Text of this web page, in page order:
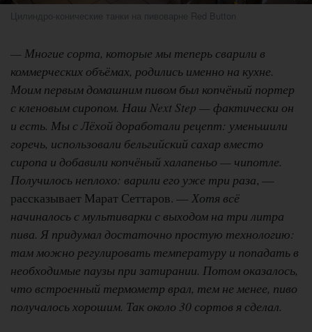
Цилиндро-конические танки на пивоварне Red Button
— Многие сорта, которые мы теперь сварили в
коммерческих объёмах, родились именно на кухне.
Моим первым домашним пивом был копчёный портер
с кленовым сиропом. Наш Next Step — фактически он
и есть. Мы с Лёхой доработали рецепт: уменьшили
горечь, использовали бельгийский сахар вместо
сиропа и добавили копчёный халапеньо — чипотле.
Получилось неплохо: варили его уже три раза, —
рассказывает Марат Сеттаров. — Хотя всё
начиналось с мультиварки с выходом на три литра
пива. Я придумал достаточно простую технологию:
там можно регулировать температуру и попадать в
необходимые паузы при затирании. Потом оказалось,
что встроенный термометр врал, тем не менее, пиво
получалось хорошим. Так около 30 сортов я сделал.